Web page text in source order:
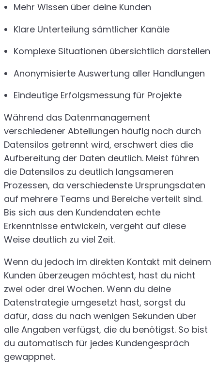
Mehr Wissen über deine Kunden
Klare Unterteilung sämtlicher Kanäle
Komplexe Situationen übersichtlich darstellen
Anonymisierte Auswertung aller Handlungen
Eindeutige Erfolgsmessung für Projekte
Während das Datenmanagement
verschiedener Abteilungen häufig noch durch
Datensilos getrennt wird, erschwert dies die
Aufbereitung der Daten deutlich. Meist führen
die Datensilos zu deutlich langsameren
Prozessen, da verschiedenste Ursprungsdaten
auf mehrere Teams und Bereiche verteilt sind.
Bis sich aus den Kundendaten echte
Erkenntnisse entwickeln, vergeht auf diese
Weise deutlich zu viel Zeit.
Wenn du jedoch im direkten Kontakt mit deinem
Kunden überzeugen möchtest, hast du nicht
zwei oder drei Wochen. Wenn du deine
Datenstrategie umgesetzt hast, sorgst du
dafür, dass du nach wenigen Sekunden über
alle Angaben verfügst, die du benötigst. So bist
du automatisch für jedes Kundengespräch
gewappnet.